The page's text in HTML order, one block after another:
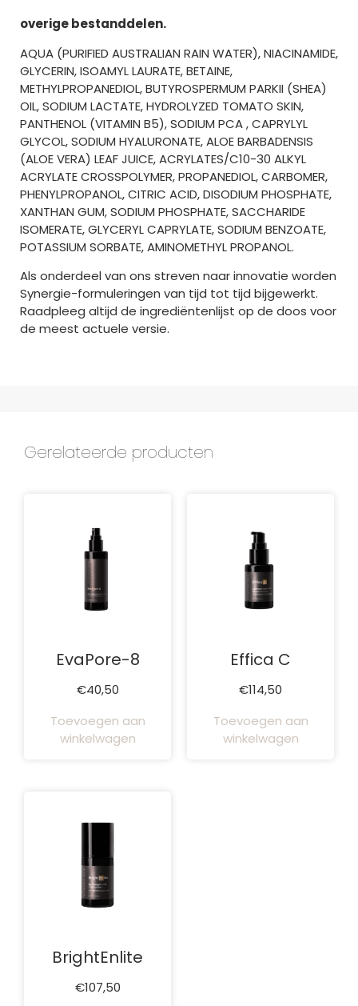
overige bestanddelen.
AQUA (PURIFIED AUSTRALIAN RAIN WATER), NIACINAMIDE,
GLYCERIN, ISOAMYL LAURATE, BETAINE,
METHYLPROPANEDIOL, BUTYROSPERMUM PARKII (SHEA)
OIL, SODIUM LACTATE, HYDROLYZED TOMATO SKIN,
PANTHENOL (VITAMIN B5), SODIUM PCA , CAPRYLYL
GLYCOL, SODIUM HYALURONATE, ALOE BARBADENSIS
(ALOE VERA) LEAF JUICE, ACRYLATES/C10-30 ALKYL
ACRYLATE CROSSPOLYMER, PROPANEDIOL, CARBOMER,
PHENYLPROPANOL, CITRIC ACID, DISODIUM PHOSPHATE,
XANTHAN GUM, SODIUM PHOSPHATE, SACCHARIDE
ISOMERATE, GLYCERYL CAPRYLATE, SODIUM BENZOATE,
POTASSIUM SORBATE, AMINOMETHYL PROPANOL.
Als onderdeel van ons streven naar innovatie worden
Synergie-formuleringen van tijd tot tijd bijgewerkt.
Raadpleeg altijd de ingrediëntenlijst op de doos voor
de meest actuele versie.
Gerelateerde producten
EvaPore-8
€40,50
Toevoegen aan
winkelwagen
Effica C
€114,50
Toevoegen aan
winkelwagen
BrightEnlite
€107,50